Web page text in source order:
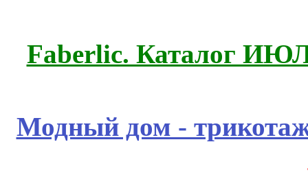
Faberlic. Каталог
Модный дом -